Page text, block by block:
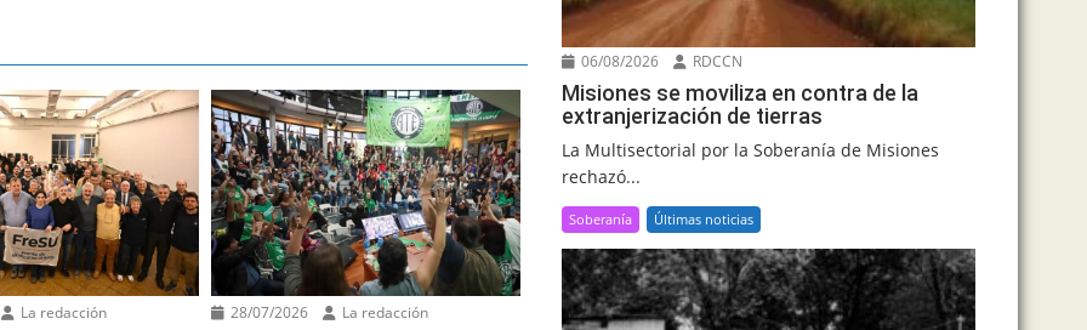
La redacción 28/07/2026 La redacción
06/08/2026 RDCCN
Misiones se moviliza en contra de la
extranjerización de tierras
La Multisectorial por la Soberanía de Misiones
rechazó...
Soberanía Últimas noticias